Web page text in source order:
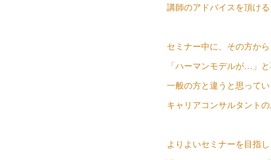
講師のアドバイスを頂ける
セミナー中に、その方から
「ハーマンモデルが…」と
一般の方と違うと思ってい
キャリアコンサルタント
よりよいセミナーを目指し